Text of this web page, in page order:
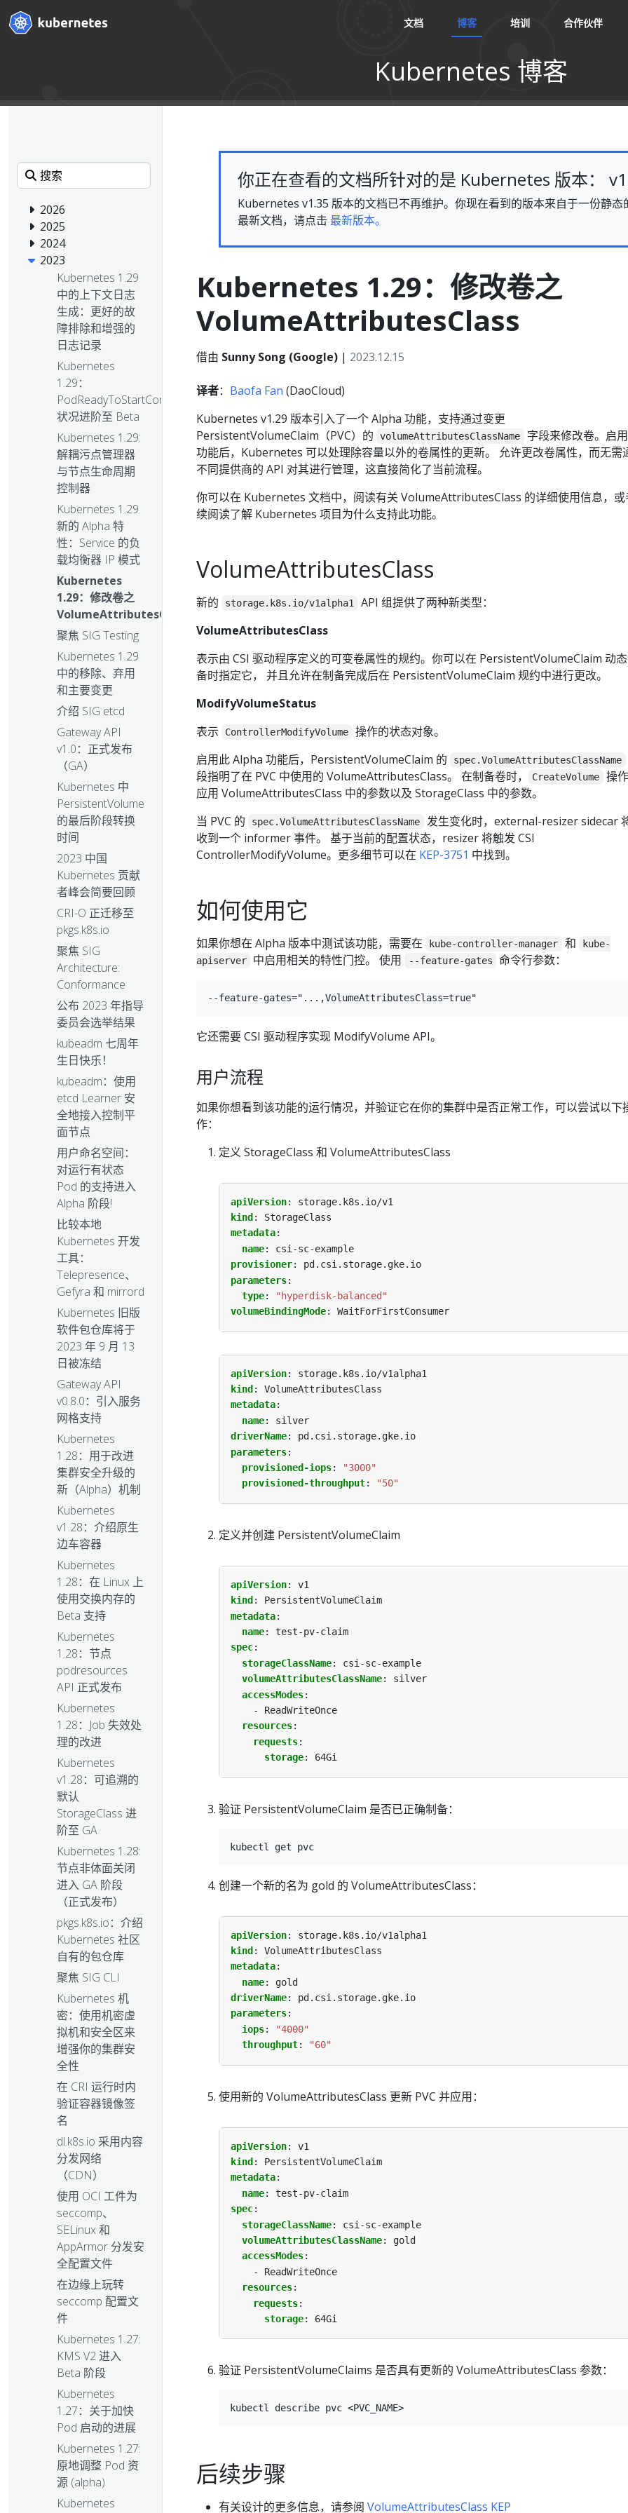
文档 博客 培训 合作伙伴
Kubernetes 博客
2026
2025
2024
2023
Kubernetes 1.29
中的上下文日志
生成：更好的故
障排除和增强的
日志记录
Kubernetes
1.29：
PodReadyToStartContainers
状况进阶至 Beta
Kubernetes 1.29:
解耦污点管理器
与节点生命周期
控制器
Kubernetes 1.29
新的 Alpha 特
性：Service 的负
载均衡器 IP 模式
Kubernetes
1.29：修改卷之
VolumeAttributesClass
聚焦 SIG Testing
Kubernetes 1.29
中的移除、弃用
和主要变更
介绍 SIG etcd
Gateway API
v1.0：正式发布
（GA）
Kubernetes 中
PersistentVolume
的最后阶段转换
时间
2023 中国
Kubernetes 贡献
者峰会简要回顾
CRI-O 正迁移至
pkgs.k8s.io
聚焦 SIG
Architecture:
Conformance
公布 2023 年指导
委员会选举结果
kubeadm 七周年
生日快乐！
kubeadm：使用
etcd Learner 安
全地接入控制平
面节点
用户命名空间：
对运行有状态
Pod 的支持进入
Alpha 阶段!
比较本地
Kubernetes 开发
工具：
Telepresence、
Gefyra 和 mirrord
Kubernetes 旧版
软件包仓库将于
2023 年 9 月 13
日被冻结
Gateway API
v0.8.0：引入服务
网格支持
Kubernetes
1.28：用于改进
集群安全升级的
新（Alpha）机制
Kubernetes
v1.28：介绍原生
边车容器
Kubernetes
1.28：在 Linux 上
使用交换内存的
Beta 支持
Kubernetes
1.28：节点
podresources
API 正式发布
Kubernetes
1.28：Job 失效处
理的改进
Kubernetes
v1.28：可追溯的
默认
StorageClass 进
阶至 GA
Kubernetes 1.28:
节点非体面关闭
进入 GA 阶段
（正式发布）
pkgs.k8s.io：介绍
Kubernetes 社区
自有的包仓库
聚焦 SIG CLI
Kubernetes 机
密：使用机密虚
拟机和安全区来
增强你的集群安
全性
在 CRI 运行时内
验证容器镜像签
名
dl.k8s.io 采用内容
分发网络
（CDN）
使用 OCI 工件为
seccomp、
SELinux 和
AppArmor 分发安
全配置文件
在边缘上玩转
seccomp 配置文
件
Kubernetes 1.27:
KMS V2 进入
Beta 阶段
Kubernetes
1.27：关于加快
Pod 启动的进展
Kubernetes 1.27:
原地调整 Pod 资
源 (alpha)
Kubernetes
你正在查看的文档所针对的是 Kubernetes 版本：
Kubernetes v1.35 版本的文档已不再维护。你现在看到的版本来自于一份静态
最新文档，请点击 最新版本。
Kubernetes 1.29：修改卷之
VolumeAttributesClass
借由 Sunny Song (Google) | 2023.12.15
译者： Baofa Fan (DaoCloud)
Kubernetes v1.29 版本引入了一个 Alpha 功能，支持通过变更
PersistentVolumeClaim（PVC）的
volumeAttributesClassName
字段来修改卷。启
功能后，Kubernetes 可以处理除容量以外的卷属性的更新。 允许更改卷属性，而无需
不同提供商的 API 对其进行管理，这直接简化了当前流程。
你可以在 Kubernetes 文档中，阅读有关 VolumeAttributesClass 的详细使用信息，或
续阅读了解 Kubernetes 项目为什么支持此功能。
VolumeAttributesClass
新的 storage.k8s.io/v1alpha1
API 组提供了两种新类型：
VolumeAttributesClass
表示由 CSI 驱动程序定义的可变卷属性的规约。你可以在 PersistentVolumeClaim 动
备时指定它， 并且允许在制备完成后在 PersistentVolumeClaim 规约中进行更改。
ModifyVolumeStatus
表示
ControllerModifyVolume
操作的状态对象。
启用此 Alpha 功能后，PersistentVolumeClaim 的
spec.VolumeAttributesClassName
段指明了在 PVC 中使用的 VolumeAttributesClass。 在制备卷时，
CreateVolume
操
应用 VolumeAttributesClass 中的参数以及 StorageClass 中的参数。
当 PVC 的
spec.VolumeAttributesClassName
发生变化时，external-resizer sidecar
收到一个 informer 事件。 基于当前的配置状态，resizer 将触发 CSI
ControllerModifyVolume。更多细节可以在 KEP-3751 中找到。
如何使用它
如果你想在 Alpha 版本中测试该功能，需要在 kube-controller-manager 和
kube-
apiserver
中启用相关的特性门控。 使用 --feature-gates 命令行参数：
它还需要 CSI 驱动程序实现 ModifyVolume API。
用户流程
如果你想看到该功能的运行情况，并验证它在你的集群中是否正常工作，可以尝试以下
作：
定义 StorageClass 和 VolumeAttributesClass
apiVersion:
storage.k8s.io/v1
kind :
StorageClass
metadata:
name:
csi-sc-example
provisioner:
pd.csi.storage.gke.io
parameters:
type:
"hyperdisk-balanced"
volumeBindingMode: WaitForFirstConsumer
apiVersion:
storage.k8s.io/v1alpha1
kind :
VolumeAttributesClass
metadata:
name:
silver
driverName:
pd.csi.storage.gke.io
parameters:
provisioned-iops:
"3000"
provisioned-throughput: "50"
定义并创建 PersistentVolumeClaim
apiVersion:
v1
kind :
PersistentVolumeClaim
metadata:
name:
test-pv-claim
spec:
storageClassName:
csi-sc-example
volumeAttributesClassName:
silver
accessModes:
- ReadWriteOnce
resources:
requests:
storage: 64Gi
验证 PersistentVolumeClaim 是否已正确制备：
创建一个新的名为 gold 的 VolumeAttributesClass：
apiVersion:
storage.k8s.io/v1alpha1
kind :
VolumeAttributesClass
metadata:
name:
gold
driverName:
pd.csi.storage.gke.io
parameters:
iops:
"4000"
throughput: "60"
使用新的 VolumeAttributesClass 更新 PVC 并应用：
apiVersion:
v1
kind :
PersistentVolumeClaim
metadata:
name:
test-pv-claim
spec:
storageClassName:
csi-sc-example
volumeAttributesClassName:
gold
accessModes:
- ReadWriteOnce
resources:
requests:
storage: 64Gi
验证 PersistentVolumeClaims 是否具有更新的 VolumeAttributesClass 参数：
后续步骤
有关设计的更多信息，请参阅 VolumeAttributesClass KEP